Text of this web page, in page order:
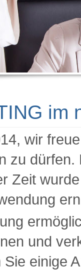
im
wir
zu
Zeit
und
einige